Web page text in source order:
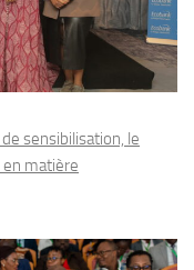
sensibilisation, le
en matière